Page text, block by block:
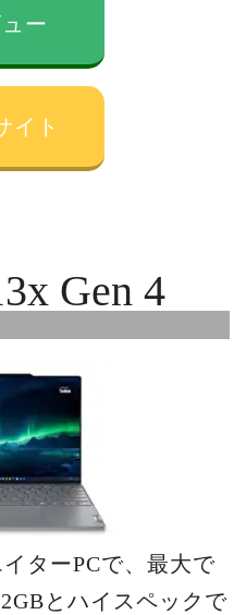
ー
イト
Gen 4
ターPCで、最大で
とハイスペックで